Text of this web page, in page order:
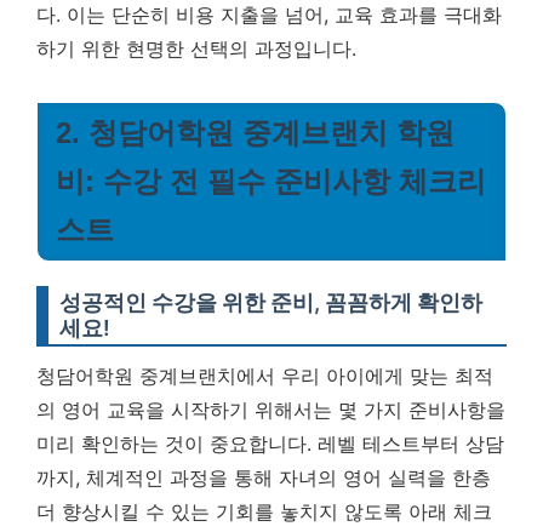
다. 이는 단순히 비용 지출을 넘어, 교육 효과를 극대화
하기 위한 현명한 선택의 과정입니다.
2. 청담어학원 중계브랜치 학원
비: 수강 전 필수 준비사항 체크리
스트
성공적인 수강을 위한 준비, 꼼꼼하게 확인하
세요!
청담어학원 중계브랜치에서 우리 아이에게 맞는 최적
의 영어 교육을 시작하기 위해서는 몇 가지 준비사항을
미리 확인하는 것이 중요합니다. 레벨 테스트부터 상담
까지, 체계적인 과정을 통해 자녀의 영어 실력을 한층
더 향상시킬 수 있는 기회를 놓치지 않도록 아래 체크